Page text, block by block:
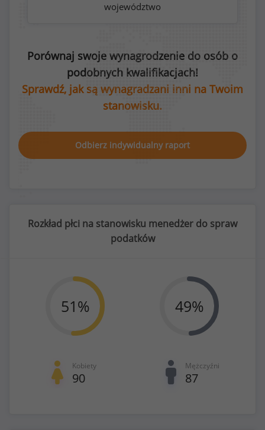
województwo
Porównaj swoje wynagrodzenie do osób o
podobnych kwalifikacjach!
Sprawdź, jak są wynagradzani inni na Twoim
stanowisku.
Odbierz indywidualny raport
Rozkład płci na stanowisku menedżer do spraw
podatków
51%
Kobiety
90
49%
Mężczyźni
87